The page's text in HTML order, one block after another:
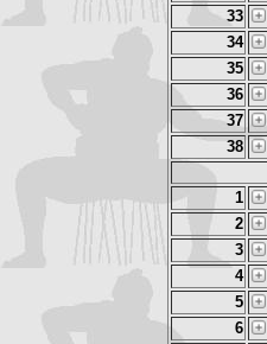
33
34
35
36
37
38
1
2
3
4
5
6